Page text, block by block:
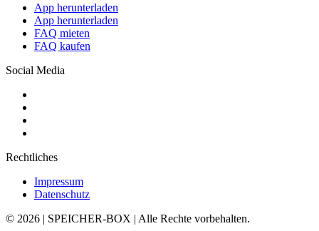
App herunterladen
App herunterladen
FAQ mieten
FAQ kaufen
Social Media
Rechtliches
Impressum
Datenschutz
© 2026 | SPEICHER-BOX | Alle Rechte vorbehalten.